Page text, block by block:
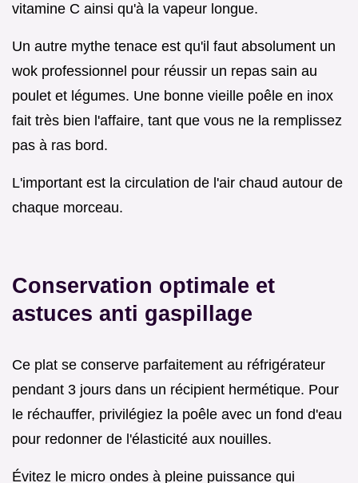
vitamine C ainsi qu'à la vapeur longue.
Un autre mythe tenace est qu'il faut absolument un
wok professionnel pour réussir un repas sain au
poulet et légumes. Une bonne vieille poêle en inox
fait très bien l'affaire, tant que vous ne la remplissez
pas à ras bord.
L'important est la circulation de l'air chaud autour de
chaque morceau.
Conservation optimale et
astuces anti gaspillage
Ce plat se conserve parfaitement au réfrigérateur
pendant 3 jours dans un récipient hermétique. Pour
le réchauffer, privilégiez la poêle avec un fond d'eau
pour redonner de l'élasticité aux nouilles.
Évitez le micro ondes à pleine puissance qui